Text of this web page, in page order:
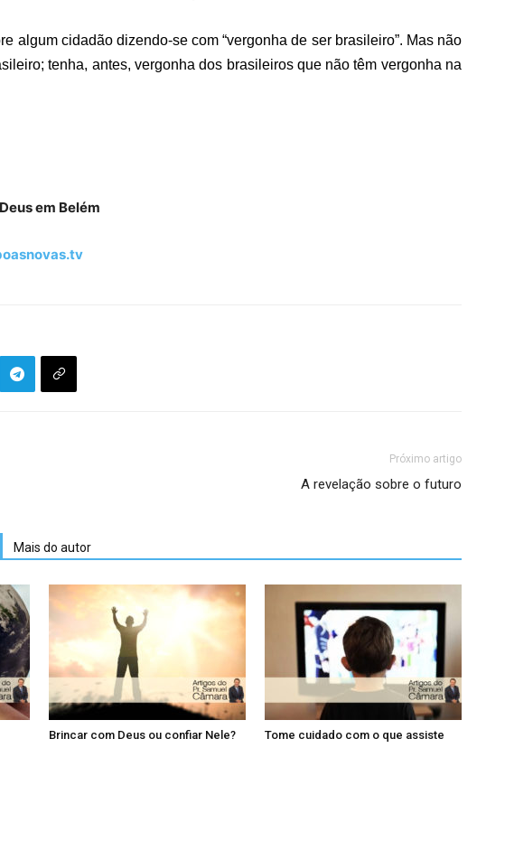
algum cidadão dizendo-se com “vergonha de ser brasileiro”. Mas não
tenha, antes, vergonha dos brasileiros que não têm vergonha na
em Belém
Próximo artigo
A revelação sobre o futuro
Mais do autor
Brincar com Deus ou confiar Nele? Tome cuidado com o que assiste